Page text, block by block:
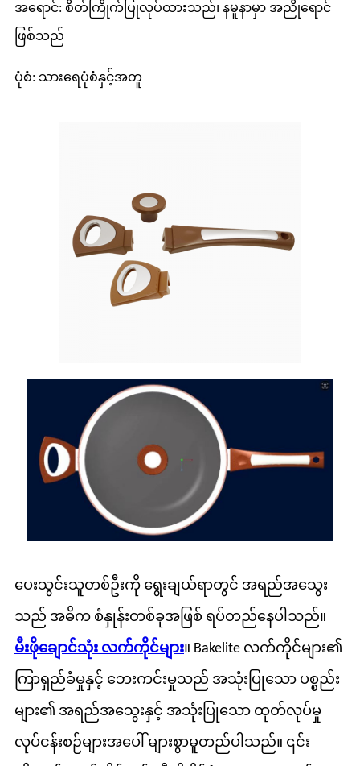
အရောင်: စိတ်ကြိုက်ပြုလုပ်ထားသည်၊ နမူနာမှာ အညိုရောင်
ဖြစ်သည်
ပုံစံ: သားရေပုံစံနှင့်အတူ
ပေးသွင်းသူတစ်ဦးကို ရွေးချယ်ရာတွင် အရည်အသွေး
သည် အဓိက စံနှုန်းတစ်ခုအဖြစ် ရပ်တည်နေပါသည်။
မီးဖိုချောင်သုံး လက်ကိုင်များ။ Bakelite လက်ကိုင်များ၏
ကြာရှည်ခံမှုနှင့် ဘေးကင်းမှုသည် အသုံးပြုသော ပစ္စည်း
များ၏ အရည်အသွေးနှင့် အသုံးပြုသော ထုတ်လုပ်မှု
လုပ်ငန်းစဉ်များအပေါ် များစွာမူတည်ပါသည်။ ၎င်း